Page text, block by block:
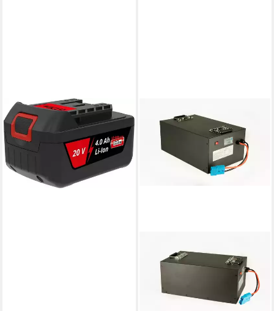
GÜDE
AP 20-40.1 / 95811 Akku (20
V)
59,90 €
lieferbar - in 2-3 Werktagen bei dir